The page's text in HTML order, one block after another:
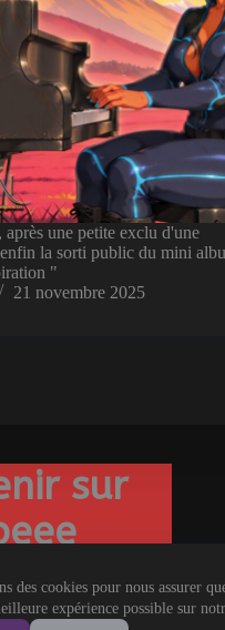
des cookies pour nous assurer
expérience possible sur
une petite exclu d'une
la sorti public du mini
"
21 novembre 2025
sur